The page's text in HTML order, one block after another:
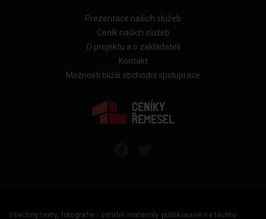
Prezentace našich služeb
Ceník našich služeb
O projektu a o zakladateli
Kontakt
Možnosti bližší obchodní spolupráce
Všechny texty, fotografie i ostatní materiály publikované na těchto